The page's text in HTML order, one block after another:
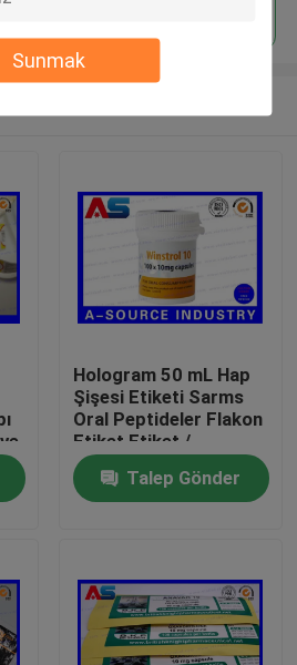
Sunmak
Hologram 50 mL Hap
Şişesi Etiketi Sarms
Oral Peptideler Flakon
Etiket Etiket /
Kişiselleştirilmiş Şişe
EtiketleriTalep Gönder